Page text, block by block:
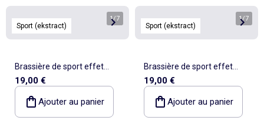
Sport (ekstract)
1/7
Brassière de sport effet
twisté au dos maintien fort -
(ekstract)
19,00 €
Ajouter au panier
Sport (ekstract)
1/7
Brassière de sport effet
twisté au dos maintien fort -
(ekstract)
19,00 €
Ajouter au panier